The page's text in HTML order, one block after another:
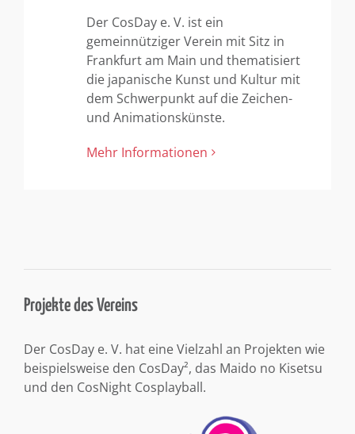
Der CosDay e. V. ist ein
gemeinnütziger Verein mit Sitz in
Frankfurt am Main und thematisiert
die japanische Kunst und Kultur mit
dem Schwerpunkt auf die Zeichen-
und Animationskünste.
Mehr Informationen
Projekte des Vereins
Der CosDay e. V. hat eine Vielzahl an Projekten wie
beispielsweise den CosDay², das Maido no Kisetsu
und den CosNight Cosplayball.